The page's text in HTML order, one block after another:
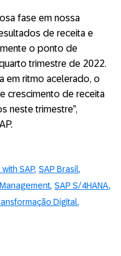
fase em nossa
de receita e
o ponto de
trimestre de 2022.
em ritmo acelerado, o
crescimento de receita
neste trimestre”,
with SAP SAP Brasil
SAP S/4HANA
Digital